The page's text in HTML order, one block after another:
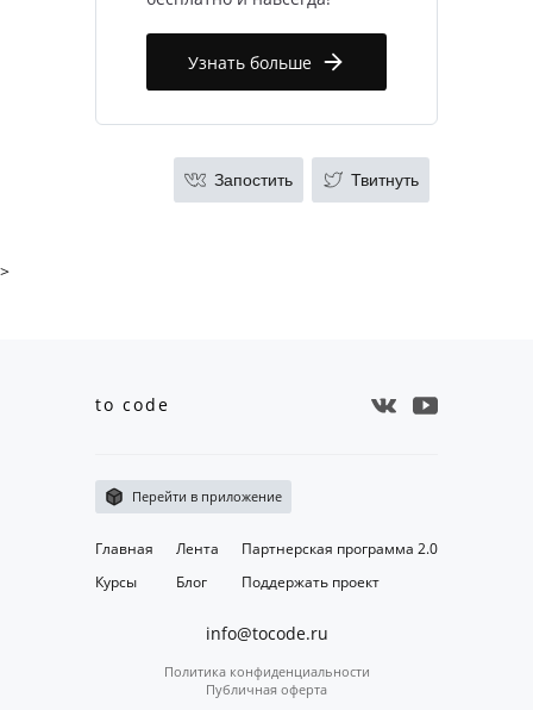
Узнать больше
Запостить Твитнуть
>
to code
Перейти в приложение
Главная
Курсы
Лента
Блог
Партнерская программа 2.0
Поддержать проект
info@tocode.ru
Политика конфиденциальности
Публичная оферта